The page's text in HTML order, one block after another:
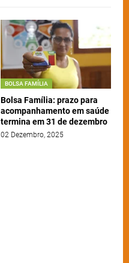
BOLSA FAMÍLIA
Bolsa Família: prazo para
acompanhamento em saúde
termina em 31 de dezembro
02 Dezembro, 2025